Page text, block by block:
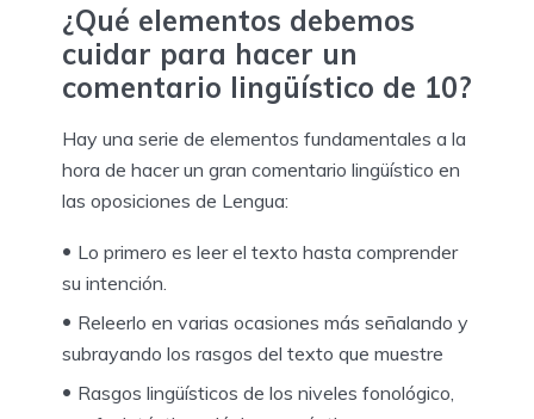
¿Qué elementos debemos
cuidar para hacer un
comentario lingüístico de 10?
Hay una serie de elementos fundamentales a la
hora de hacer un gran comentario lingüístico en
las oposiciones de Lengua:
Lo primero es leer el texto hasta comprender
su intención.
Releerlo en varias ocasiones más señalando y
subrayando los rasgos del texto que muestre
Rasgos lingüísticos de los niveles fonológico,